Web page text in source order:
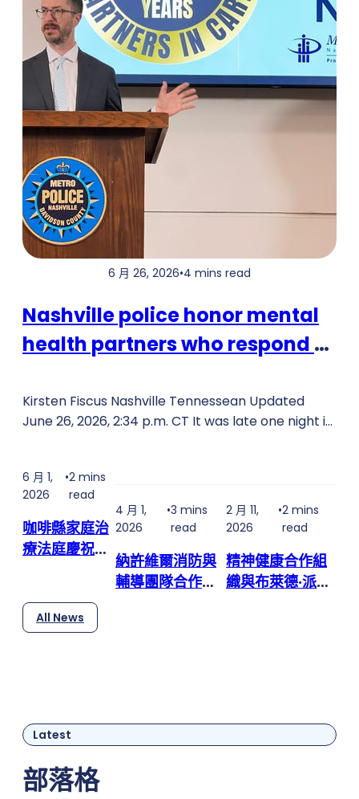
6 月 26, 2026•4 mins read
Nashville police honor mental
health partners who respond to
Kirsten Fiscus Nashville Tennessean Updated
June 26, 2026, 2:34 p.m. CT It was late one night in
behind the wheel was thrashing. Officers realized
he had a knife in his hand — and it was bloody.
He'd…
6 月 1,
2026
•2 mins
read
咖啡縣家庭治
療法庭慶祝第
4 月 1,
2026
•3 mins
read
納許維爾消防與
輔導團隊合作，
2 月 11,
2026
•2 mins
read
精神健康合作組
織與布萊德·派斯
All News
Latest
部落格